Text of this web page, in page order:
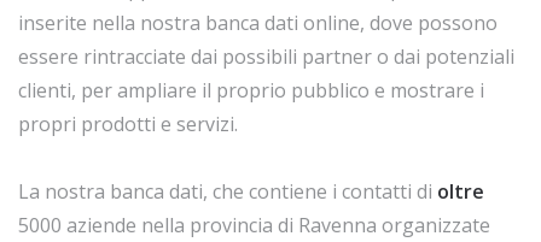
inserite nella nostra banca dati online, dove possono
essere rintracciate dai possibili partner o dai potenziali
clienti, per ampliare il proprio pubblico e mostrare i
propri prodotti e servizi.
La nostra banca dati, che contiene i contatti di oltre
5000 aziende nella provincia di Ravenna organizzate